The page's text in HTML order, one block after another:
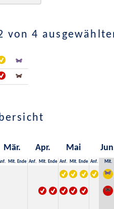
von 4
Mär. Apr. Mai
Mit. Ende Anf. Mit. Ende Anf. Mit. Ende Anf. Mit.